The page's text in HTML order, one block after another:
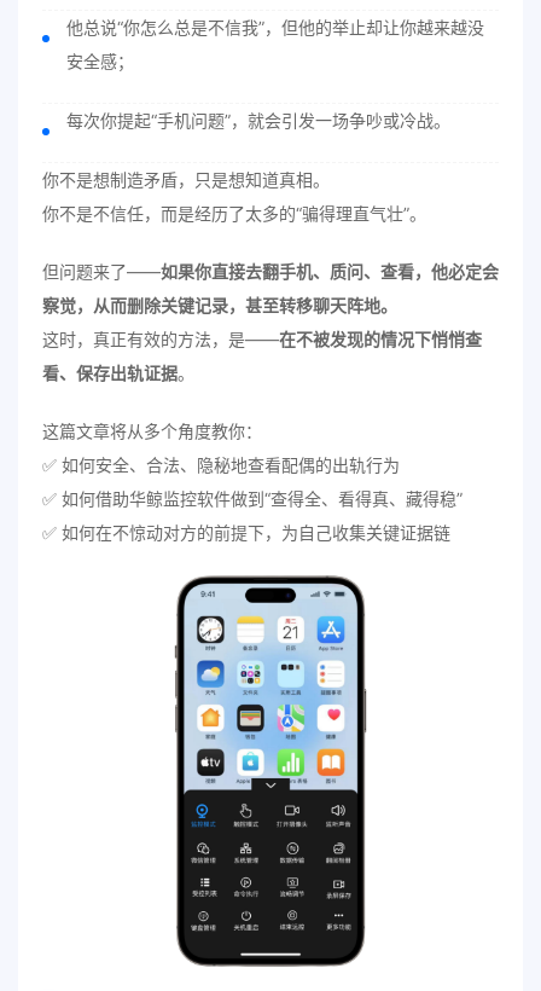
他总说“你怎么总是不信我”，但他的举止却让你越来越没
安全感；
每次你提起“手机问题”，就会引发一场争吵或冷战。
你不是想制造矛盾，只是想知道真相。
你不是不信任，而是经历了太多的“骗得理直气壮”。
但问题来了——如果你直接去翻手机、质问、查看，他必定会
察觉，从而删除关键记录，甚至转移聊天阵地。
这时，真正有效的方法，是——在不被发现的情况下悄悄查
看、保存出轨证据。
这篇文章将从多个角度教你：
✅ 如何安全、合法、隐秘地查看配偶的出轨行为
✅ 如何借助华鲸监控软件做到“查得全、看得真、藏得稳”
✅ 如何在不惊动对方的前提下，为自己收集关键证据链